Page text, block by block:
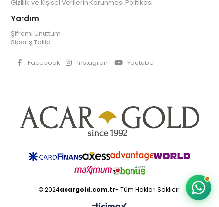
Gizlilik ve Kişisel Verilerin Korunması Politikası
Yardım
Şifremi Unuttum
Sipariş Takip
Facebook Instagram Youtube
© 2024acargold.com.tr- Tüm Hakları Saklıdır.